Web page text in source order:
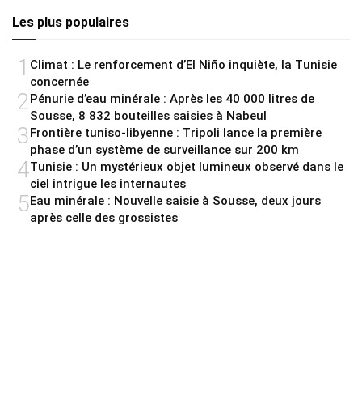
Les plus populaires
1 Climat : Le renforcement d’El Niño inquiète, la Tunisie
concernée
2Pénurie d’eau minérale : Après les 40 000 litres de
Sousse, 8 832 bouteilles saisies à Nabeul
3Frontière tuniso-libyenne : Tripoli lance la première
phase d’un système de surveillance sur 200 km
4Tunisie : Un mystérieux objet lumineux observé dans le
ciel intrigue les internautes
5Eau minérale : Nouvelle saisie à Sousse, deux jours
après celle des grossistes